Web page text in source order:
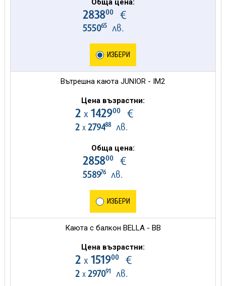
Обща цена:
283800€
555065лв.
ИЗБЕРИ
Вътрешна каюта JUNIOR - IM2
Цена възрастни:
2 х 142900€
2 х 279488лв.
Обща цена:
285800€
558976лв.
ИЗБЕРИ
Каюта с балкон BELLA - BB
Цена възрастни:
2 х 151900€
2 х 297091 лв.